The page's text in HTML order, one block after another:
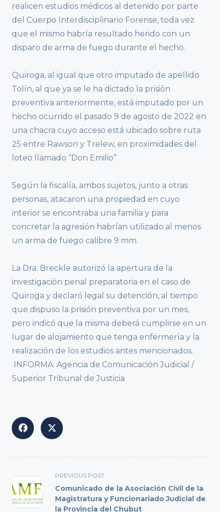
realicen estudios médicos al detenido por parte
del Cuerpo Interdisciplinario Forense, toda vez
que el mismo habría resultado herido con un
disparo de arma de fuego durante el hecho.
Quiroga, al igual que otro imputado de apellido
Tolín, al que ya se le ha dictado la prisión
preventiva anteriormente, está imputado por un
hecho ocurrido el pasado 9 de agosto de 2022 en
una chacra cuyo acceso está ubicado sobre ruta
25 entre Rawson y Trelew, en proximidades del
loteo llamado “Don Emilio”.
Según la fiscalía, ambos sujetos, junto a otras
personas, atacaron una propiedad en cuyo
interior se encontraba una familia y para
concretar la agresión habrían utilizado al menos
un arma de fuego calibre 9 mm.
La Dra. Breckle autorizó la apertura de la
investigación penal preparatoria en el caso de
Quiroga y declaró legal su detención, al tiempo
que dispuso la prisión preventiva por un mes,
pero indicó que la misma deberá cumplirse en un
lugar de alojamiento que tenga enfermería y la
realización de los estudios antes mencionados.
INFORMA: Agencia de Comunicación Judicial /
Superior Tribunal de Justicia
<span
class="nav-
subtitle
screen-
PREVIOUS POST
Comunicado de la Asociación Civil de la
Magistratura y Funcionariado Judicial de
la Provincia del Chubut